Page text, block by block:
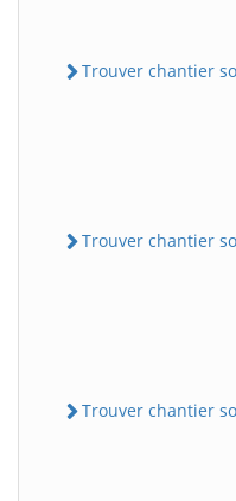
Trouver chantier
Trouver chantier
Trouver chantier